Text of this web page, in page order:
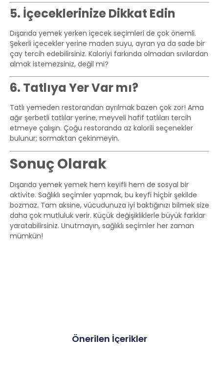
5. İçeceklerinize Dikkat Edin
Dışarıda yemek yerken içecek seçimleri de çok önemli.
Şekerli içecekler yerine maden suyu, ayran ya da sade bir
çay tercih edebilirsiniz. Kaloriyi farkında olmadan sıvılardan
almak istemezsiniz, değil mi?
6. Tatlıya Yer Var mı?
Tatlı yemeden restorandan ayrılmak bazen çok zor! Ama
ağır şerbetli tatlılar yerine, meyveli hafif tatlıları tercih
etmeye çalışın. Çoğu restoranda az kalorili seçenekler
bulunur; sormaktan çekinmeyin.
Sonuç Olarak
Dışarıda yemek yemek hem keyifli hem de sosyal bir
aktivite. Sağlıklı seçimler yapmak, bu keyfi hiçbir şekilde
bozmaz. Tam aksine, vücudunuza iyi baktığınızı bilmek size
daha çok mutluluk verir. Küçük değişikliklerle büyük farklar
yaratabilirsiniz. Unutmayın, sağlıklı seçimler her zaman
mümkün!
Önerilen İçerikler